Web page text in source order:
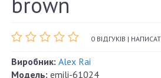
0 ВІДГУКІВ |
Виробник: Alex Rai
Модель: emili-61024